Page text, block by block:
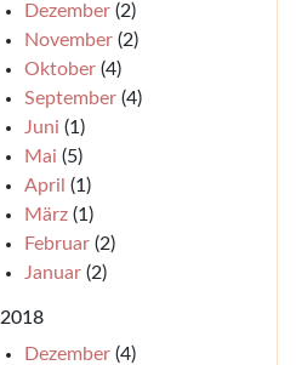
Dezember(2)
November(2)
Oktober(4)
September(4)
Juni (1)
Mai (5)
April (1)
März(1)
Februar(2)
Januar(2)
2018
Dezember(4)